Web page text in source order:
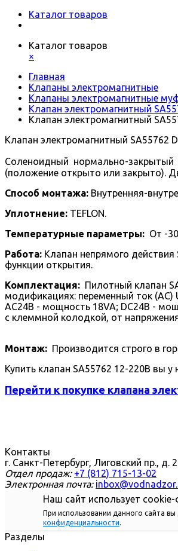
Каталог товаров
Каталог товаров
×
Главная
Клапаны электромагнитные
Клапаны электромагнитные
Клапан электромагнитный
Клапан электромагнитный
Клапан электромагнитный SA55762
Соленоидный нормально-закрытый
(положение открыто или закрыто).
Способ монтажа: Внутренняя-
Уплотнение: TEFLON.
Температурные параметры: От -
Работа: Клапан непрямого
функции открытия.
Комплектация: Пилотный клапан
модификациях: переменный ток (AC)
AC24В - мощность 18VA; DC24В -
с клеммной колодкой, от
Монтаж: Производится строго в
Купить клапан SA55762 12-220В вы
Перейти к покупке клапана
Контакты
г. Санкт-Петербург, Лиговский пр., д.
Отдел продаж: +7 (812) 715-13-02
Электронная почта:
Наш сайт использует
При использовании данного сайта
конфиденциальности.
Разделы